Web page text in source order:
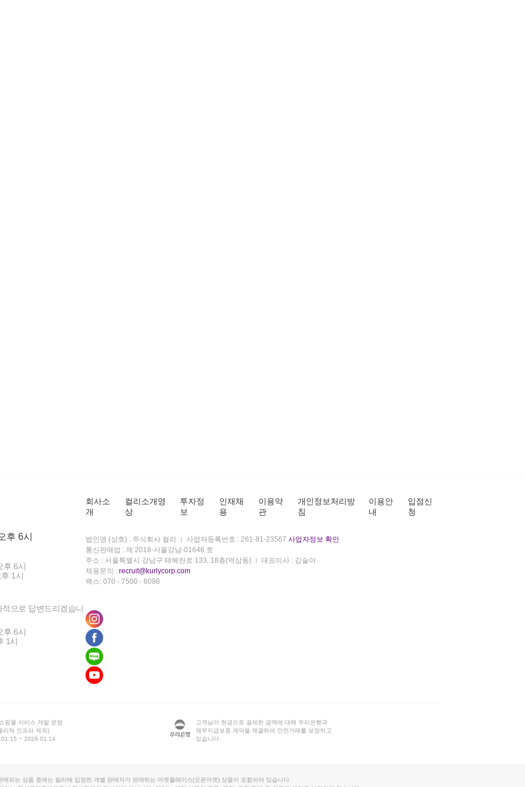
후 6시
후 6시
1시
으로 답변드리겠습니
후 6시
1시
회사소
개
컬리소개영
상
투자정
보
인재채
용
이용약
관
개인정보처리방
침
이용안
내
입점신
청
법인명 (상호) : 주식회사 컬리 사업자등록번호 : 261-81-23567 사업자정보 확인
통신판매업 : 제 2018-서울강남-01646 호
주소 : 서울특별시 강남구 테헤란로 133, 18층(역삼동)
대표이사 : 김슬아
채용문의 : recruit@kurlycorp.com
팩스: 070 - 7500 - 6098
핑몰 서비스 개발·운영
리적 인프라 제외)
~ 2028.01.14
고객님이 현금으로 결제한 금액에 대해 우리은행과
채무지급보증 계약을 체결하여 안전거래를 보장하고
있습니다.
매되는 상품 중에는 컬리에 입점한 개별 판매자가 판매하는 마켓플레이스(오픈마켓) 상품이 포함되어 있습니다.